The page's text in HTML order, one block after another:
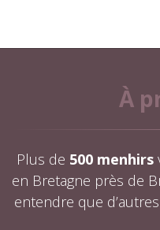
À
Plus de 500 menhirs
en Bretagne près de
entendre que